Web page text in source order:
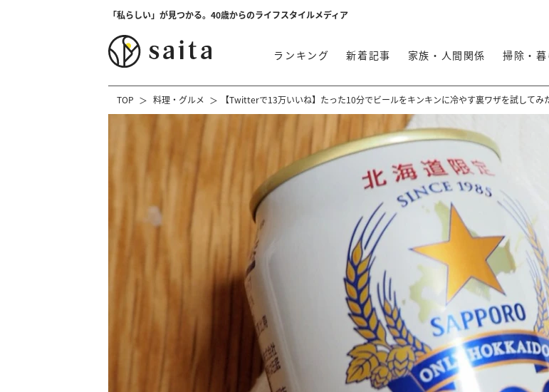
「私らしい」が見つかる。40歳からのライフスタイルメディア
ランキング 新着記事 家族・人間関係 掃除・暮
TOP 料理・グルメ 【Twitterで13万いいね】たった10分でビールをキンキンに冷やす裏ワザを試してみ